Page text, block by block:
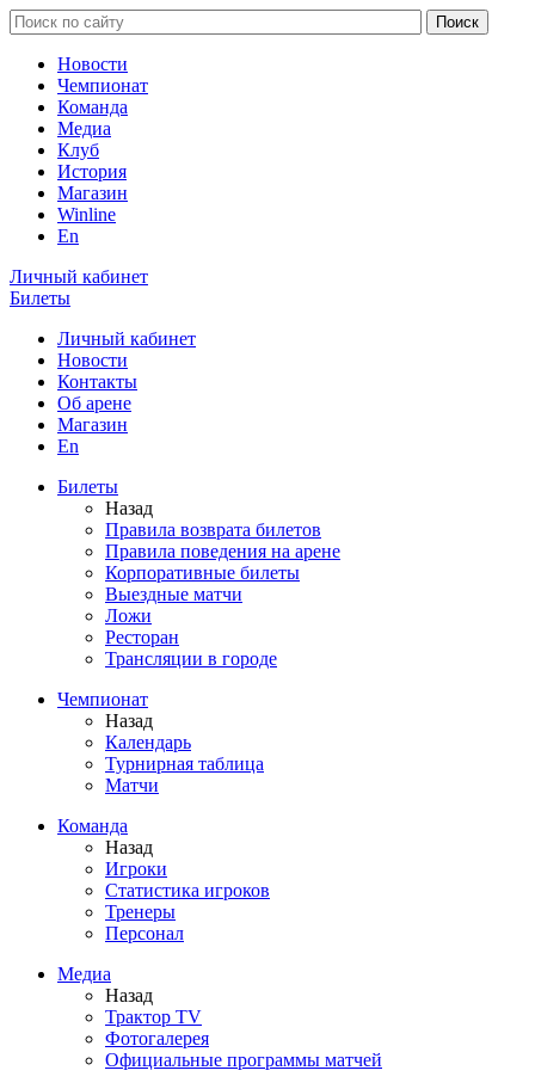
Новости
Чемпионат
Команда
Медиа
Клуб
История
Магазин
Winline
En
Личный кабинет
Билеты
Личный кабинет
Новости
Контакты
Об арене
Магазин
En
Билеты
Назад
Правила возврата билетов
Правила поведения на арене
Корпоративные билеты
Выездные матчи
Ложи
Ресторан
Трансляции в городе
Чемпионат
Назад
Календарь
Турнирная таблица
Матчи
Команда
Назад
Игроки
Статистика игроков
Тренеры
Персонал
Медиа
Назад
Трактор TV
Фотогалерея
Официальные программы матчей